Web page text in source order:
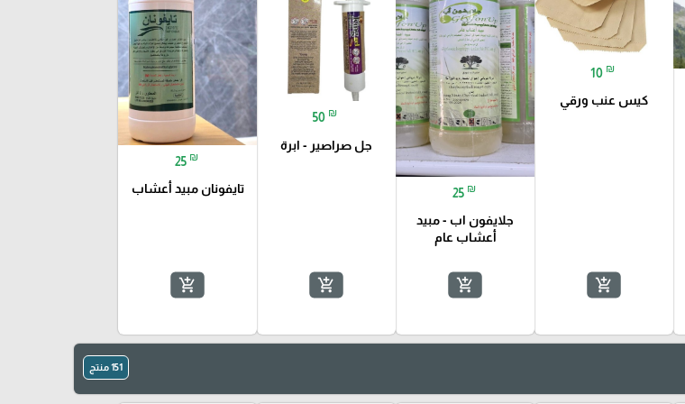
10 ₪
كيس عنب ورقي
add_shopping_cart
25 ₪
جلايفون اب - مبيد
أعشاب عام
add_shopping_cart
50 ₪
جل صراصير - ابرة
add_shopping_cart
25 ₪
تايفونان مبيد أعشاب
add_shopping_cart
151 منتج